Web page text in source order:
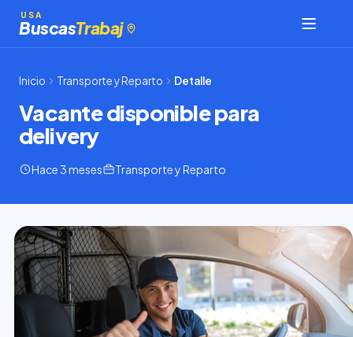
Saltar
contenido
USA
BuscasTrabaj
Inicio Transporte y Reparto Detalle
Vacante disponible para
delivery
Hace 3 meses Transporte y Reparto